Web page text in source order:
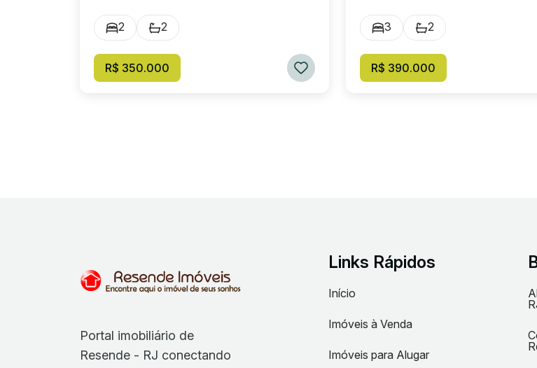
2 2
R$ 350.000
3 2
R$ 390.000
Portal imobiliário de
Resende - RJ conectando
Links Rápidos
Início
Imóveis à Venda
Imóveis para Alugar